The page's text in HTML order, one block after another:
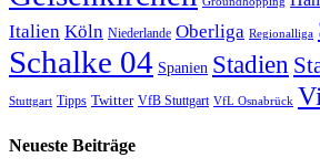
Italien Köln Niederlande Oberliga Regionalliga
Schalke 04 Spanien Stadien
Stuttgart Tipps Twitter VfB Stuttgart VfL Osnabrück
Neueste Beiträge